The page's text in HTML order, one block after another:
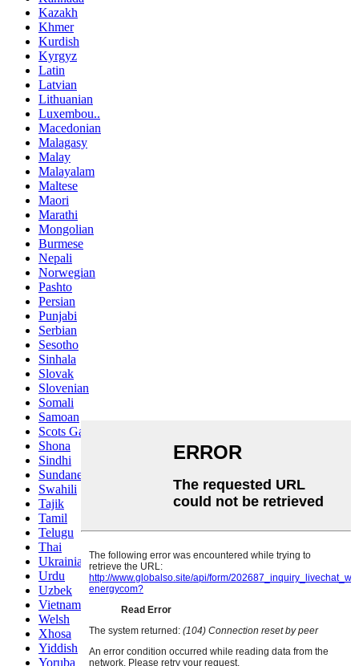
Kazakh
Khmer
Kurdish
Kyrgyz
Latin
Latvian
Lithuanian
Luxembou..
Macedonian
Malagasy
Malay
Malayalam
Maltese
Maori
Marathi
Mongolian
Burmese
Nepali
Norwegian
Pashto
Persian
Punjabi
Serbian
Sesotho
Sinhala
Slovak
Slovenian
Somali
Samoan
Scots Gaelic
Shona
Sindhi
Sundanese
Swahili
Tajik
Tamil
Telugu
Thai
Ukrainian
Urdu
Uzbek
Vietnamese
Welsh
Xhosa
Yiddish
Yoruba